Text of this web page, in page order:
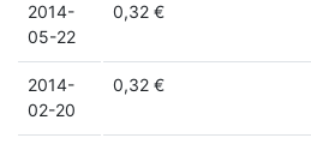
2014-
05-22
0,32 €
2014-
02-20
0,32 €